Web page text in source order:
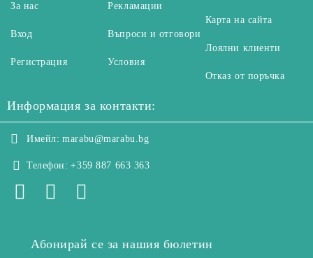
За нас
Вход
Регистрация
Рекламации
Въпроси и отговори
Условия
Карта на сайта
Лоялни клиенти
Отказ от поръчка
Информация за контакти:
Имейл: marabu@marabu.bg
Телефон: +359 887 663 363
Абонирай се за нашия бюлетин